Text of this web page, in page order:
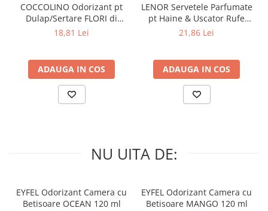
COCCOLINO Odorizant pt
Dulap/Sertare FLORI di
PRIMAVERA 3 buc
18,81 Lei
ADAUGA IN COS
LENOR Servetele Parfumate
pt Haine & Uscator Rufe
SPRING AWAKENING 34 buc
21,86 Lei
ADAUGA IN COS
NU UITA DE:
EYFEL Odorizant Camera cu
Betisoare OCEAN 120 ml
EYFEL Odorizant Camera cu
Betisoare MANGO 120 ml